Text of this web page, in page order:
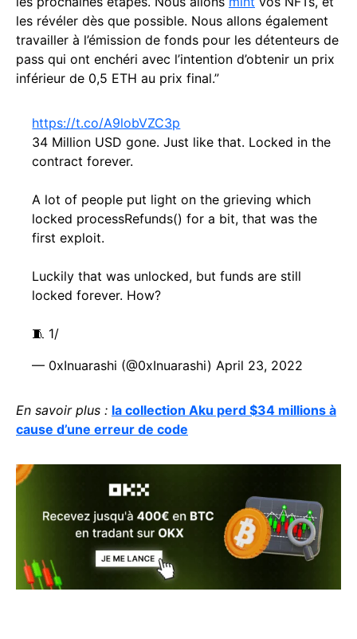
les révéler dès que possible. Nous allons également
travailler à l’émission de fonds pour les détenteurs de
pass qui ont enchéri avec l’intention d’obtenir un prix
inférieur de 0,5 ETH au prix final.”
https://t.co/A9lobVZC3p
34 Million USD gone. Just like that. Locked in the
contract forever.
A lot of people put light on the grieving which
locked processRefunds() for a bit, that was the
first exploit.
Luckily that was unlocked, but funds are still
locked forever. How?
🧵 1/
— 0xInuarashi (@0xInuarashi)April 23, 2022
En savoir plus : la collection Aku perd $34 millions à
cause d’une erreur de code